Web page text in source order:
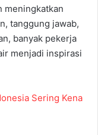
meningkatkan
tanggung jawab,
banyak pekerja
menjadi inspirasi
Sering Kena